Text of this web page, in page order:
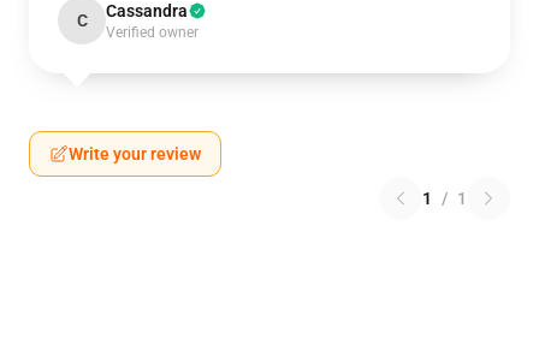
C Cassandra
Verified owner
Write your review
1 / 1